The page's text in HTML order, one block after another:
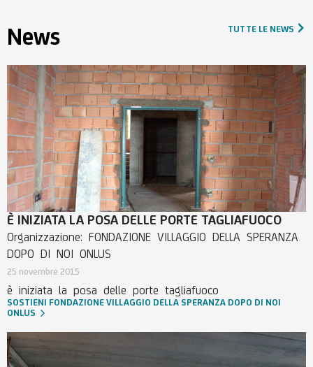
appartenenza, in quanto risorsa preziosa al fine di
promuovere una cultura che si fondi sull'amore, sul
Alla base di tale progetto vi è la sofferenza dei familiari
per le difficoltà che incontrano quotidianamente nel
vedere realizzata l'inclusione dei propri cari nella società.
News TUTTE LE NEWS
È INIZIATA LA POSA DELLE PORTE TAGLIAFUOCO
Organizzazione: FONDAZIONE VILLAGGIO DELLA SPERANZA
DOPO DI NOI ONLUS
25 novembre 2015
è iniziata la posa delle porte tagliafuoco
SOSTIENI FONDAZIONE VILLAGGIO DELLA SPERANZA DOPO DI NOI
ONLUS